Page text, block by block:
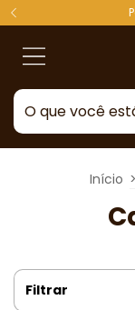
Início >
Filtrar